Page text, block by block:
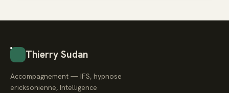
Thierry Sudan
Accompagnement — IFS, hypnose
ericksonienne, Intelligence